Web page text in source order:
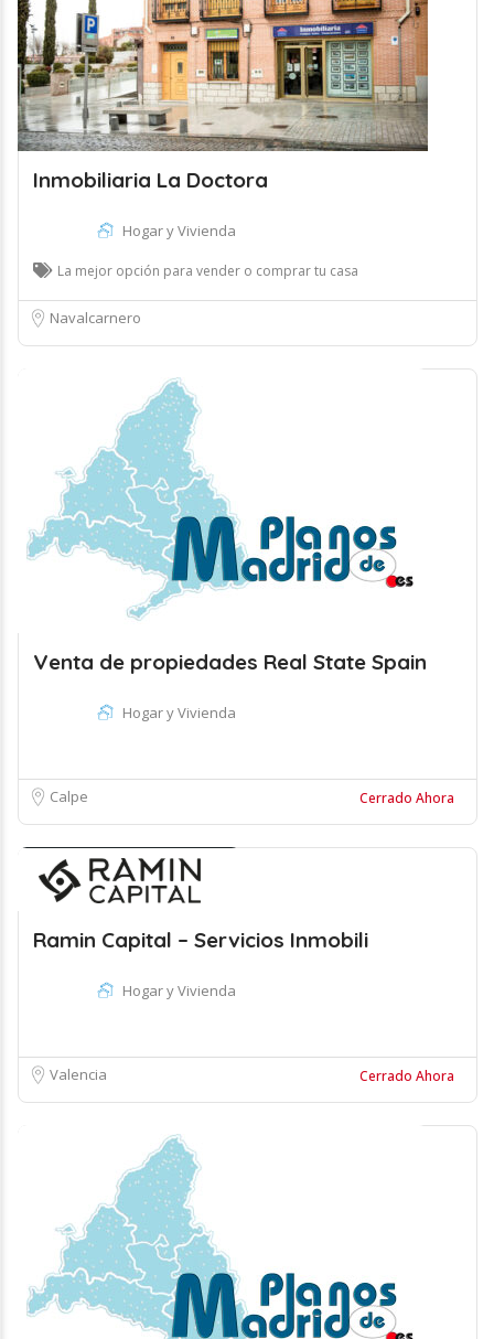
Inmobiliaria La Doctora
Hogar y Vivienda
La mejor opción para vender o comprar tu casa
Navalcarnero
Venta de propiedades Real State Spain
Hogar y Vivienda
Calpe Cerrado Ahora
Ramin Capital – Servicios Inmobili
Hogar y Vivienda
Valencia Cerrado Ahora